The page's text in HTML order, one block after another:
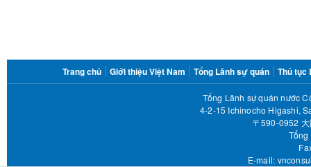
MENU
Trang chủ Giới thiệu Việt Nam Tổng Lãnh sự quán Thủ tục
Tổng Lãnh sự quán nước
4-2-15 Ichinocho Higashi,
〒590-0952
E-mail: